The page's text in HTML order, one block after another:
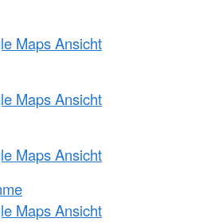
Maps Ansicht
Maps Ansicht
Maps Ansicht
Maps Ansicht